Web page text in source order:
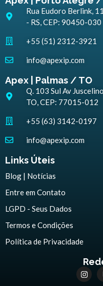
Rua Eudoro Berlink,
- RS, CEP: 90450-030
+55 (51) 2312-3921
info@apexip.com
Apex | Palmas / TO
Q. 103 Sul Av
TO, CEP: 77015-012
+55 (63) 3142-0197
info@apexip.com
Links Úteis
Blog | Notícias
Entre em Contato
LGPD - Seus Dados
Termos e Condições
Política de Privacidade